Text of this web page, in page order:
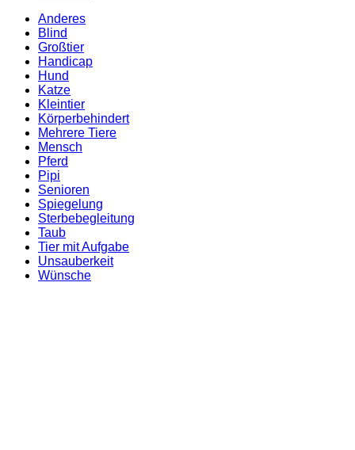
Anderes
Blind
Großtier
Handicap
Hund
Katze
Kleintier
Körperbehindert
Mehrere Tiere
Mensch
Pferd
Pipi
Senioren
Spiegelung
Sterbebegleitung
Taub
Tier mit Aufgabe
Unsauberkeit
Wünsche